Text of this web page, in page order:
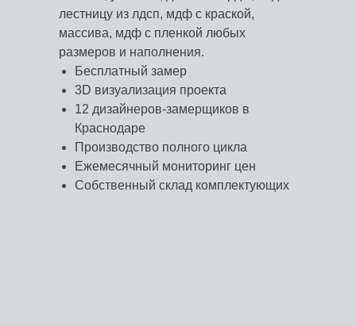
лестницу из лдсп, мдф с краской,
массива, мдф с пленкой любых
размеров и наполнения.
Бесплатный замер
3D визуализация проекта
12 дизайнеров-замерщиков в
Краснодаре
Производство полного цикла
Ежемесячный мониторинг цен
Собственный склад комплектующих